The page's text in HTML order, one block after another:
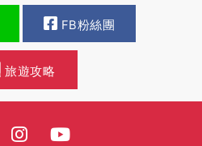
FB粉絲團
旅遊攻略